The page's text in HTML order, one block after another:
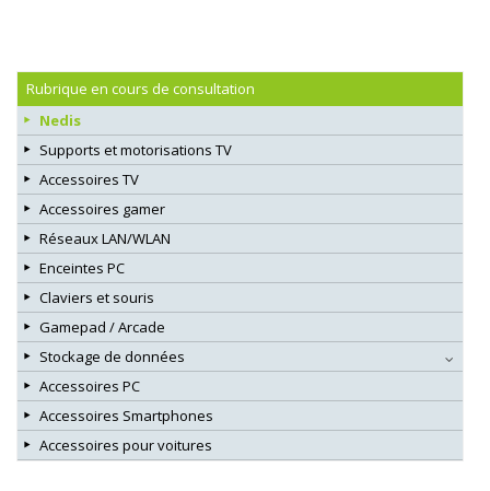
Rubrique en cours de consultation
Nedis
Supports et motorisations TV
Accessoires TV
Accessoires gamer
Réseaux LAN/WLAN
Enceintes PC
Claviers et souris
Gamepad / Arcade
Stockage de données
Accessoires PC
Accessoires Smartphones
Accessoires pour voitures